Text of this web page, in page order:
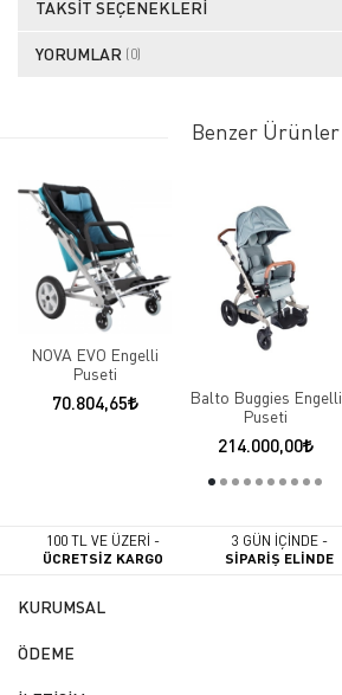
TAKSIT SEÇENEKLERI
YORUMLAR (0)
Benzer Ürünler
NOVA EVO Engelli
Puseti
70.804,65
Balto Buggies Engelli
Puseti
214.000,00
100 TL VE ÜZERİ -
ÜCRETSİZ KARGO
3 GÜN İÇİNDE -
SİPARİŞ ELİNDE
KURUMSAL
ÖDEME